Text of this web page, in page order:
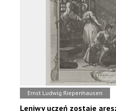
Ernst Ludwig Riepenhausen
Leniwy uczeń zostaje